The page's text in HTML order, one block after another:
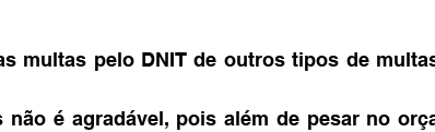
multas pelo DNIT de outros tipos de
não é agradável, pois além de pesar no